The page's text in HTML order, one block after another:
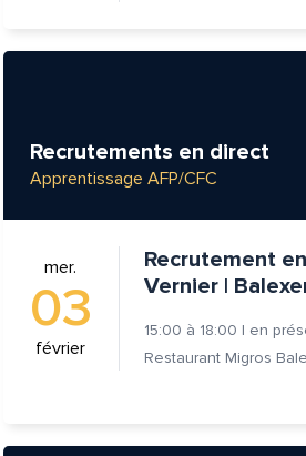
Recrutements en direct
Apprentissage AFP/CFC
mer.
03
février
Recrutement
Vernier |
15:00 à 18:00 | en